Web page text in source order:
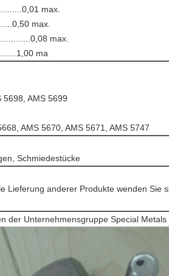
max.
max.
max.
ma
5698, AMS 5699
AMS 5670, AMS 5671, AMS 5747
Schmiedestücke
Lieferung anderer Produkte wenden Sie
der Unternehmensgruppe Special Metals